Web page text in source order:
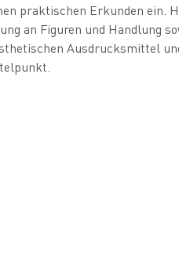
praktischen Erkunden ein.
an Figuren und Handlung
Ausdrucksmittel